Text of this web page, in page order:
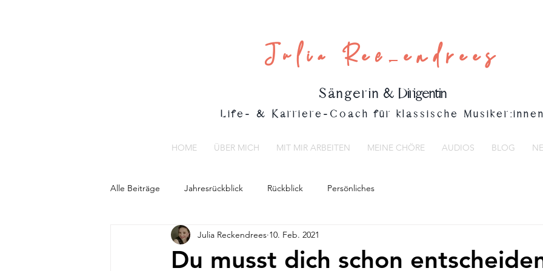
Julia Reckendrees
Sängerin & Dirigentin
Life- & Karriere-Coach für klassische Musiker:innen
Alle Beiträge Jahresrückblick Rückblick Persönliches
Du musst dich schon
Julia Reckendrees 10. Feb. 2021
HOME ÜBER MICH MIT MIR ARBEITEN MEINE CHÖRE AUDIOS BLOG